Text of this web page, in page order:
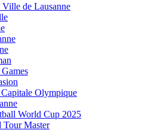
de Lausanne
Olympique
World Cup 2025
Tour Master